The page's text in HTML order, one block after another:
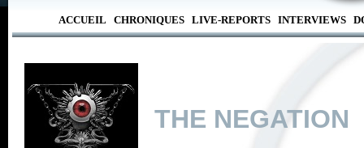
ACCUEIL CHRONIQUES LIVE-REPORTS INTERVIEWS
THE NEGATION